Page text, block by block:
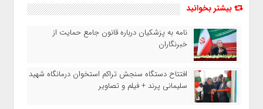
بیشتر بخوانید
نامه به پزشکیان درباره قانون جامع حمایت از
خبرنگاران
افتتاح دستگاه سنجش تراکم استخوان درمانگاه شهید
سلیمانی پرند + فیلم و تصاویر